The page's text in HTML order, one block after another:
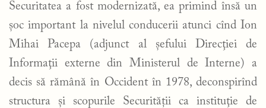
Securitatea a fost modernizată, ea primind însă un
şoc important la nivelul conducerii atunci cînd Ion
Mihai Pacepa (adjunct al şefului Direcţiei de
Informaţii externe din Ministerul de Interne) a
decis să rămână în Occident în 1978, deconspirînd
structura şi scopurile Securității ca instituţie de